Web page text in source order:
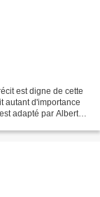
est digne de cette
autant d'importance
adapté par Albert